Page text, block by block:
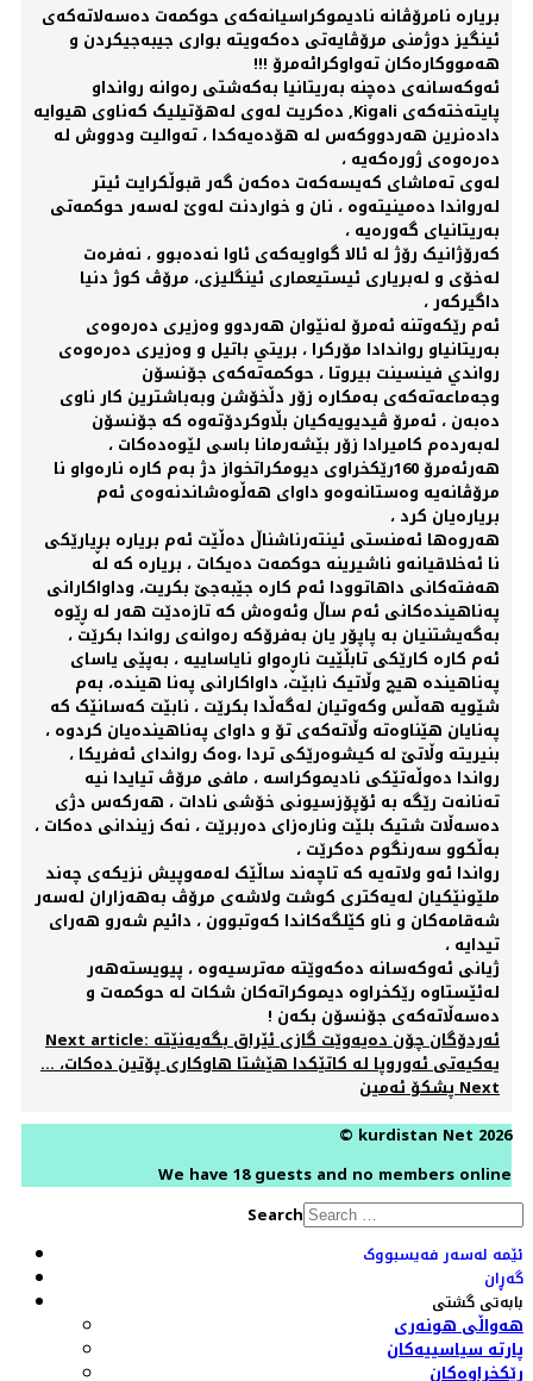
بریارە نامرۆڤانە نادیموکراسیانەکەی حوکمەت دەسەلاتەکەی
ئینگیز دوژمنی مرۆڤایەتی دەکەویتە بواری جیبەجیکردن و
هەمووکارەکان تەواوکرائەمرۆ !!!
ئەوکەسانەی دەچنە بەریتانیا بەکەشتی رەوانە روانداو
پایتەختەکەی Kigali, دەکریت لەوی لەهۆتیلیک کەناوی هیوایە
دادەنرین هەردووکەس لە هۆدەیەکدا ، تەوالیت ودووش لە
دەرەوەی ژورەکەیە ،
لەوی تەماشای کەیسەکەت دەکەن گەر قبوڵکرایت ئیتر
لەرواندا دەمینیتەوە ، نان و خواردنت لەوێ لەسەر حوکمەتی
بەریتانیای گەورەیە ،
کەرۆژانیک رۆژ لە ئالا گواویەکەی ئاوا نەدەبوو ، نەفرەت
لەخۆی و لەبریاری ئیستیعماری ئینگلیزی، مرۆڤ کوژ دنیا
داگیرکەر ،
ئەم رێکەوتنە ئەمرۆ لەنێوان هەردوو وەزیری دەرەوەی
بەریتانیاو رواندادا مۆرکرا ، بريتي باتيل و وەزيری دەرەوەی
رواندي فينسينت بيروتا ، حوکمەتەکەی جۆنسۆن
وجەماعەتەکەی بەمکارە زۆر دڵخۆشن وبەباشترین کار ناوی
دەبەن ، ئەمرۆ ڤیدیویەکیان بڵاوکردۆتەوە کە جۆنسۆن
لەبەردەم کامیرادا زۆر بێشەرمانا باسی لێوەدەکات ،
هەرئەمرۆ 160رێکخراوی دیومکراتخواز دژ بەم کارە نارەواو نا
مرۆڤانەیە وەستانەوەو داوای هەڵوەشاندنەوەی ئەم
بریارەیان کرد ،
هەروەها ئەمنستی ئینتەرناشناڵ دەڵێت ئەم بریارە بڕیارێکی
نا ئەخلاقیانەو ناشیرینە حوکمەت دەیکات ، بریارە کە لە
هەفتەکانی داهاتوودا ئەم کارە جێبەجێ بکریت، وداواکارانی
پەناهیندەکانی ئەم ساڵ وئەوەش کە تازەدێت هەر لە ڕێوە
بەگەیشتنیان بە پاپۆر یان بەفرۆکە رەوانەی رواندا بکرێت ،
ئەم کارە کارێکی تابڵێیت ناڕەواو نایاساییە ، بەپێی یاسای
پەناهیندە هیچ وڵاتیک نابێت، داواکارانی پەنا هیندە، بەم
شێویە هەڵس وکەوتیان لەگەڵدا بکرێت ، نابێت کەسانێک کە
پەنایان هێناوەتە وڵاتەکەی تۆ و داوای پەناهیندەیان کردوە ،
بنیریتە وڵاتێ لە کیشوەرێکی تردا ،وەک رواندای ئەفریکا ،
رواندا دەوڵەتێکی نادیموکراسە ، مافی مرۆڤ تیایدا نیە
تەنانەت رێگە بە ئۆپۆزسیونی خۆشی نادات ، هەرکەس دژی
دەسەڵات شتیک بلێت ونارەزای دەربرێت ، نەک زیندانی دەکات ،
بەڵکوو سەرنگوم دەکرێت ،
رواندا ئەو ولاتەیە کە تاچەند ساڵێک لەمەوپیش نزیکەی چەند
ملێونێکیان لەیەکتری کوشت ولاشەی مرۆڤ بەهەزاران لەسەر
شەقامەکان و ناو کێلگەکاندا کەوتبوون ، دائیم شەرو هەرای
تیدایە ،
ژیانی ئەوکەسانە دەکەوێتە مەترسیەوە ، پیویستەهەر
لەئێستاوە رێکخراوە دیموکراتەکان شکات لە حوکمەت و
دەسەڵاتەکەی جۆنسۆن بکەن !
Next article: ئەردۆگان چۆن دەیەوێت گازی ئێراق بگەیەنێتە
یەکیەتی ئەوروپا لە کاتێکدا هێشتا هاوکاری پۆتین دەکات، ...
پشکۆ ئەمینNext
© kurdistan Net 2026
We have 18 guests and no members online
Search
ئێمە لەسەر فەیسبووک
گەڕان
بابەتی گشتی
هەواڵی هونەری
پارتە سیاسییەکان
ڕێکخراوەکان